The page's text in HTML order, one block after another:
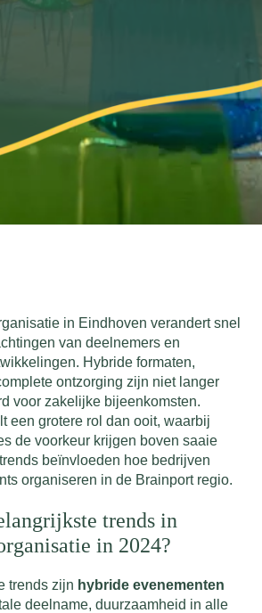
in Eindhoven verandert snel
van deelnemers en
Hybride formaten,
ontzorging zijn niet langer
voor zakelijke bijeenkomsten.
een grotere rol dan ooit, waarbij
de voorkeur krijgen boven saaie
beïnvloeden hoe bedrijven
organiseren in de Brainport regio.
trends in
in 2024?
trends zijn hybride evenementen
deelname, duurzaamheid in alle